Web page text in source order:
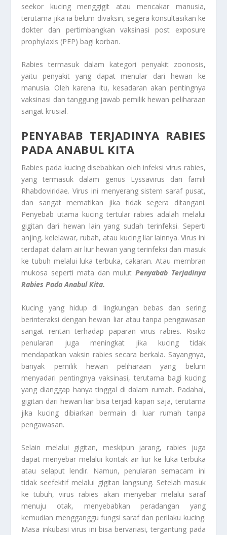
seekor kucing menggigit atau mencakar manusia,
terutama jika ia belum divaksin, segera konsultasikan ke
dokter dan pertimbangkan vaksinasi post exposure
prophylaxis (PEP) bagi korban.
Rabies termasuk dalam kategori penyakit zoonosis,
yaitu penyakit yang dapat menular dari hewan ke
manusia. Oleh karena itu, kesadaran akan pentingnya
vaksinasi dan tanggung jawab pemilik hewan peliharaan
sangat krusial.
PENYABAB TERJADINYA RABIES
PADA ANABUL KITA
Rabies pada kucing disebabkan oleh infeksi virus rabies,
yang termasuk dalam genus Lyssavirus dari famili
Rhabdoviridae. Virus ini menyerang sistem saraf pusat,
dan sangat mematikan jika tidak segera ditangani.
Penyebab utama kucing tertular rabies adalah melalui
gigitan dari hewan lain yang sudah terinfeksi. Seperti
anjing, kelelawar, rubah, atau kucing liar lainnya. Virus ini
terdapat dalam air liur hewan yang terinfeksi dan masuk
ke tubuh melalui luka terbuka, cakaran. Atau membran
mukosa seperti mata dan mulut Penyabab Terjadinya
Rabies Pada Anabul Kita.
Kucing yang hidup di lingkungan bebas dan sering
berinteraksi dengan hewan liar atau tanpa pengawasan
sangat rentan terhadap paparan virus rabies. Risiko
penularan juga meningkat jika kucing tidak
mendapatkan vaksin rabies secara berkala. Sayangnya,
banyak pemilik hewan peliharaan yang belum
menyadari pentingnya vaksinasi, terutama bagi kucing
yang dianggap hanya tinggal di dalam rumah. Padahal,
gigitan dari hewan liar bisa terjadi kapan saja, terutama
jika kucing dibiarkan bermain di luar rumah tanpa
pengawasan.
Selain melalui gigitan, meskipun jarang, rabies juga
dapat menyebar melalui kontak air liur ke luka terbuka
atau selaput lendir. Namun, penularan semacam ini
tidak seefektif melalui gigitan langsung. Setelah masuk
ke tubuh, virus rabies akan menyebar melalui saraf
menuju otak, menyebabkan peradangan yang
kemudian mengganggu fungsi saraf dan perilaku kucing.
Masa inkubasi virus ini bisa bervariasi, tergantung pada